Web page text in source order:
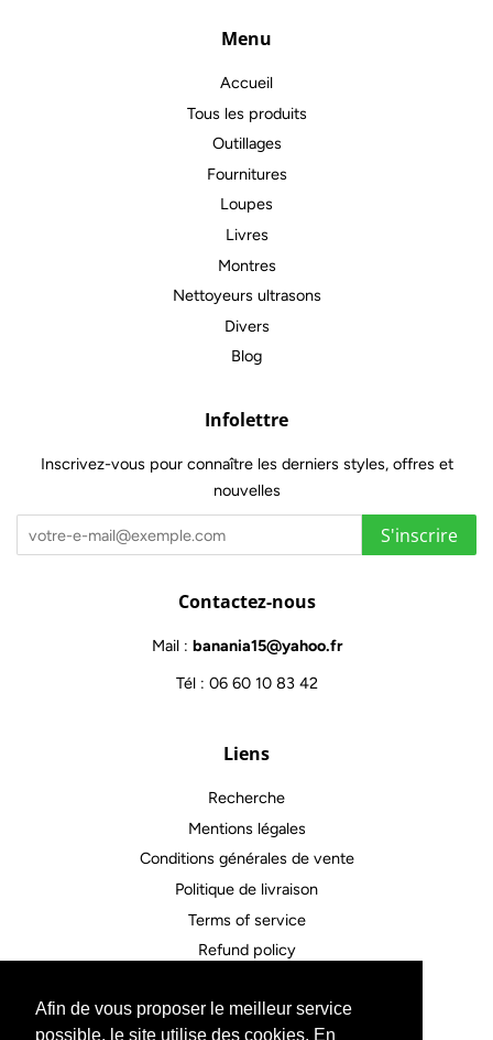
Afin de vous proposer le meilleur service
possible, le site utilise des cookies. En
Menu
Accueil
Tous les produits
Outillages
Fournitures
Loupes
Livres
Montres
Nettoyeurs ultrasons
Divers
Blog
Infolettre
Inscrivez-vous pour connaître les derniers styles, offres et
nouvelles
S'inscrire
Contactez-nous
Mail : banania15@yahoo.fr
Tél : 06 60 10 83 42
Liens
Recherche
Mentions légales
Conditions générales de vente
Politique de livraison
Terms of service
Refund policy
Contactez-nous